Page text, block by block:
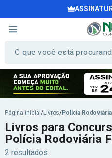
Página inicial /Livros/Polícia
Livros para
Polícia Rodoviária
2 resultados